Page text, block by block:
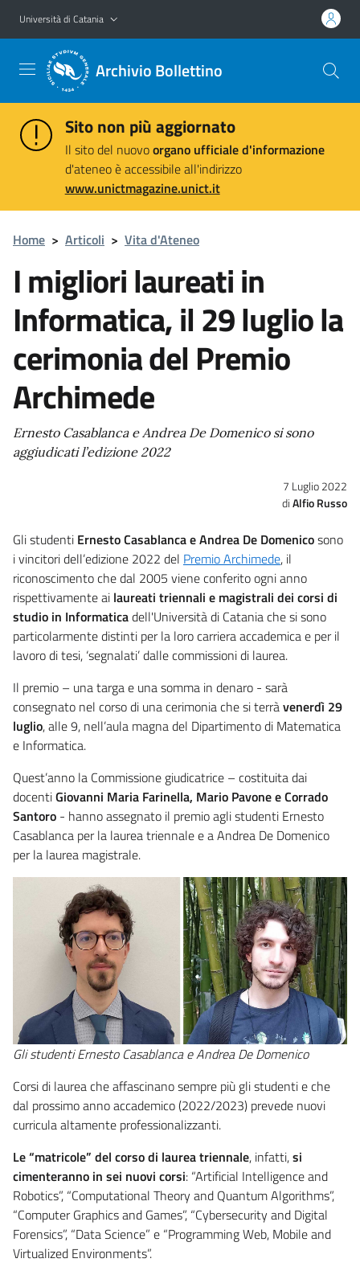
Vai al contenuto principale
Vai al menu di navigazione
Università di Catania
Archivio Bollettino
Sito non più aggiornato
Il sito del nuovoorgano ufficiale d'informazione
d'ateneo è accessibile all'indirizzo
www.unictmagazine.unict.it
Home > Articoli > Vita d'Ateneo
I migliori laureati in
Informatica, il 29 luglio la
cerimonia del Premio
Archimede
Ernesto Casablanca e Andrea De Domenico si sono
aggiudicati l’edizione 2022
7 Luglio 2022
Alfio Russo
Gli studenti Ernesto Casablanca e Andrea De Domenicosono
i vincitori dell’edizione 2022 del Premio Archimede, il
riconoscimento che dal 2005 viene conferito ogni anno
rispettivamente ai laureati triennali e magistrali dei corsi di
studio in Informaticadell'Università di Catania che si sono
particolarmente distinti per la loro carriera accademica e per il
lavoro di tesi, ‘segnalati’ dalle commissioni di laurea.
Il premio – una targa e una somma in denaro - sarà
consegnato nel corso di una cerimonia che si terràvenerdì 29
luglio, alle 9, nell’aula magna del Dipartimento di Matematica
e Informatica.
Quest’anno la Commissione giudicatrice – costituita dai
docentiGiovanni Maria Farinella, Mario Pavone e Corrado
Santoro - hanno assegnato il premio agli studenti Ernesto
Casablanca per la laurea triennale e a Andrea De Domenico
per la laurea magistrale.
Gli studenti Ernesto Casablanca e Andrea De Domenico
Corsi di laurea che affascinano sempre più gli studenti e che
dal prossimo anno accademico (2022/2023) prevede nuovi
curricula altamente professionalizzanti.
Le “matricole” del corso di laurea triennale, infatti,si
cimenteranno in sei nuovi corsi: “Artificial Intelligence and
Robotics”, “Computational Theory and Quantum Algorithms”,
“Computer Graphics and Games”, “Cybersecurity and Digital
Forensics”, “Data Science” e “Programming Web, Mobile and
Virtualized Environments”.